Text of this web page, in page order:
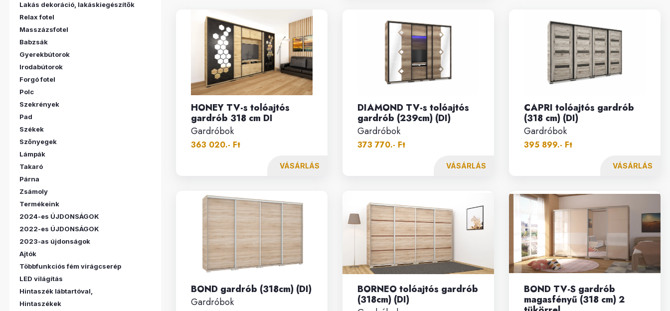
HONEY TV-s tolóajtós
gardrób 318 cm DI
Gardróbok
363 020.- Ft
VÁSÁRLÁS
DIAMOND TV-s tolóajtós
gardrób (239cm) (DI)
Gardróbok
373 770.- Ft
VÁSÁRLÁS
CAPRI tolóajtós gardrób
(318 cm) (DI)
Gardróbok
395 899.- Ft
VÁSÁRLÁS
BOND gardrób (318cm) (DI)
Gardróbok
BORNEO tolóajtós gardrób
(318cm) (DI)
BOND TV-S gardrób
magasfényű (318 cm) 2
Lakás dekoráció, lakáskiegészítők
Relax fotel
Masszázsfotel
Babzsák
Gyerekbútorok
Irodabútorok
Forgó fotel
Polc
Szekrények
Pad
Székek
Szőnyegek
Lámpák
Takaró
Párna
Zsámoly
Termékeink
2024-es ÚJDONSÁGOK
2022-es ÚJDONSÁGOK
2023-as újdonságok
Ajtók
Többfunkciós fém virágcserép
LED világítás
Hintaszék lábtartóval,
Hintaszékek